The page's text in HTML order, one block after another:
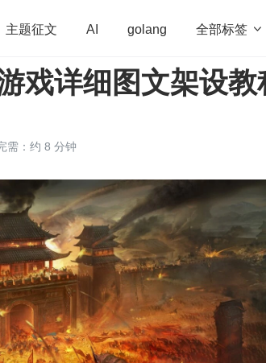
主题征文 AI golang 全部标签 
算法 学习方法 Web3.0 高
戏详细图文架设教
需：约 8 分钟